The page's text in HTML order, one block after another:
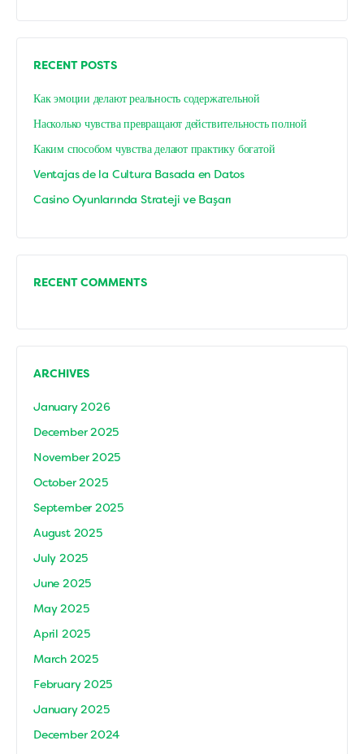
RECENT POSTS
Как эмоции делают реальность содержательной
Насколько чувства превращают действительность полной
Каким способом чувства делают практику богатой
Ventajas de la Cultura Basada en Datos
Casino Oyunlarında Strateji ve Başarı
RECENT COMMENTS
ARCHIVES
January 2026
December 2025
November 2025
October 2025
September 2025
August 2025
July 2025
June 2025
May 2025
April 2025
March 2025
February 2025
January 2025
December 2024